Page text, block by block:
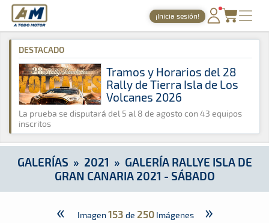
A Todo Motor · Revista del motor desde 1999
¡Inicia sesión!
PORTADA
TIEMPOS ONLINE
NOTICIAS
AGENDA
GALERÍAS
TIENDA
ARCHIVO
A Todo Motor » Galerías » 2021 » Galería Rallye Isla de Gran
DESTACADO
Tramos y Horarios del 28
Rally de Tierra Isla de Los
Volcanes 2026
La prueba se disputará del 5 al 8 de agosto con 43 equipos
inscritos
GALERÍAS » 2021 » GALERÍA RALLYE ISLA DE
GRAN CANARIA 2021 - SÁBADO
« Imagen 153 de 250Imágenes »